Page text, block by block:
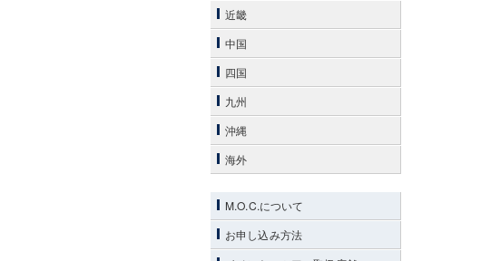
近畿
中国
四国
九州
沖縄
海外
M.O.C.について
お申し込み方法